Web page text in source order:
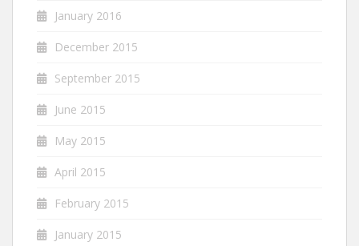
January 2016
December 2015
September 2015
June 2015
May 2015
April 2015
February 2015
January 2015